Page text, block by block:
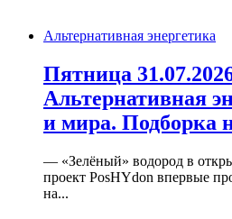
Альтернативная энергетика
Пятница
Альтернативная
и мира. Подборка
— «Зелёный» водород в
проект PosHYdon впервые
на...